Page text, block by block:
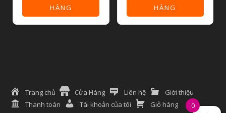
HÀNG
HÀNG
Trang chủ Cửa Hàng Liên hệ
Giới thiệu
Thanh toán
Tài khoản của tôi Giỏ hàng 0